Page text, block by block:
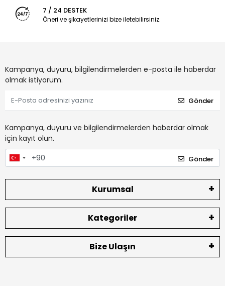
7 / 24 DESTEK
Öneri ve şikayetlerinizi bize iletebilirsiniz.
Kampanya, duyuru, bilgilendirmelerden e-posta ile haberdar
olmak istiyorum.
Gönder
Kampanya, duyuru ve bilgilendirmelerden haberdar olmak
için kayıt olun.
Gönder
Kurumsal
Kategoriler
Bize Ulaşın